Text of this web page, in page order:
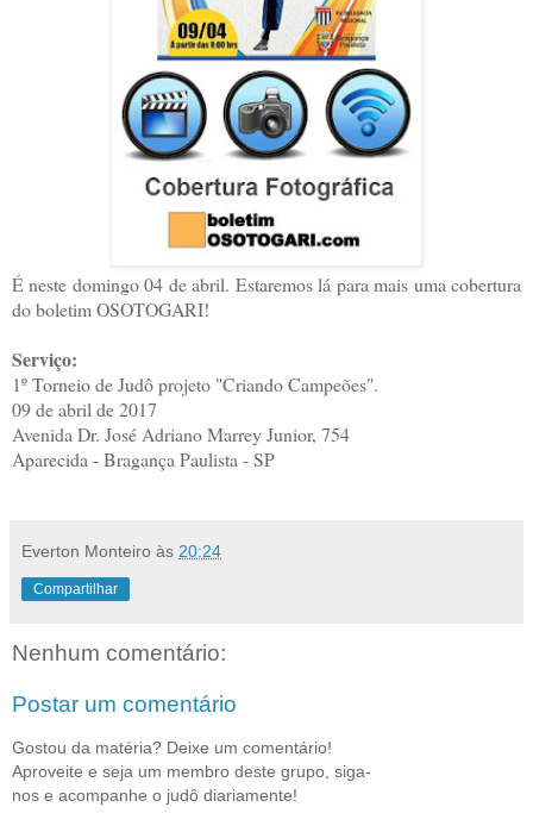
É neste domingo 04 de abril. Estaremos lá para mais uma cobertura
do boletim OSOTOGARI!
Serviço:
1º Torneio de Judô projeto "Criando Campeões".
09 de abril de 2017
Avenida Dr. José Adriano Marrey Junior, 754
Aparecida - Bragança Paulista - SP
Everton Monteiro às 20:24
Compartilhar
Nenhum comentário:
Postar um comentário
Gostou da matéria? Deixe um comentário!
Aproveite e seja um membro deste grupo, siga-
nos e acompanhe o judô diariamente!